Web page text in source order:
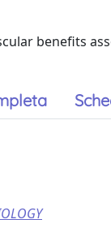
benefits